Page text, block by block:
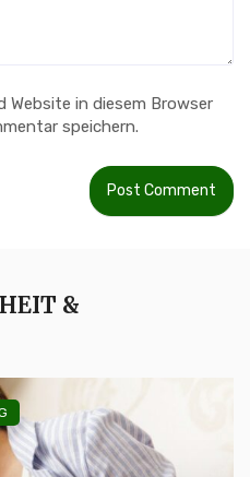
Website in diesem Browser
speichern.
&